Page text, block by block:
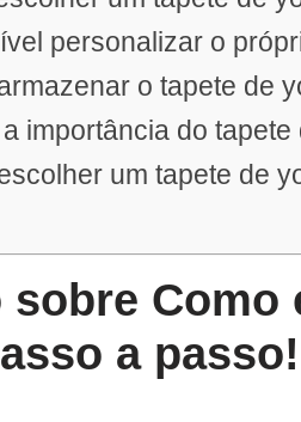
personalizar o
o tapete de
importância do
um tapete de
sobre Como
a passo!